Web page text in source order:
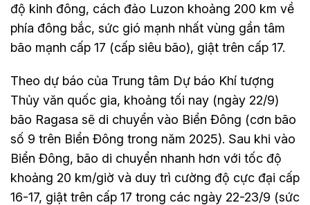
độ kinh đông, cách đảo Luzon khoảng 200 km về
phía đông bắc, sức gió mạnh nhất vùng gần tâm
bão mạnh cấp 17 (cấp siêu bão), giật trên cấp 17.
Theo dự báo của Trung tâm Dự báo Khí tượng
Thủy văn quốc gia, khoảng tối nay (ngày 22/9)
bão Ragasa sẽ di chuyển vào Biển Đông (cơn bão
số 9 trên Biển Đông trong năm 2025). Sau khi vào
Biển Đông, bão di chuyển nhanh hơn với tốc độ
khoảng 20 km/giờ và duy trì cường độ cực đại cấp
16-17, giật trên cấp 17 trong các ngày 22-23/9 (sức